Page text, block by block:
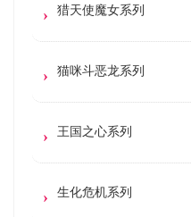
猎天使魔女系列
猫咪斗恶龙系列
王国之心系列
生化危机系列